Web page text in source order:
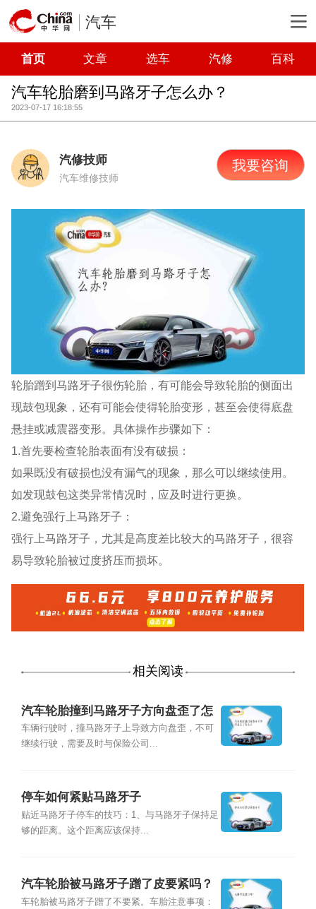
汽车
首页 文章 选车 汽修 百科
汽车轮胎磨到马路牙子怎么办？
2023-07-17 16:18:55
汽修技师
汽车维修技师
我要咨询
轮胎蹭到马路牙子很伤轮胎，有可能会导致轮胎的侧面出
现鼓包现象，还有可能会使得轮胎变形，甚至会使得底盘
悬挂或减震器变形。具体操作步骤如下：
1.首先要检查轮胎表面有没有破损：
如果既没有破损也没有漏气的现象，那么可以继续使用。
如发现鼓包这类异常情况时，应及时进行更换。
2.避免强行上马路牙子：
强行上马路牙子，尤其是高度差比较大的马路牙子，很容
易导致轮胎被过度挤压而损坏。
相关阅读
汽车轮胎撞到马路牙子方向盘歪了怎
么办
车辆行驶时，撞马路牙子上导致方向盘歪，不可
继续行驶，需要及时与保险公司...
停车如何紧贴马路牙子
贴近马路牙子停车的技巧：1、与马路牙子保持足
够的距离。这个距离应该保持...
汽车轮胎被马路牙子蹭了皮要紧吗？
车轮胎被马路牙子蹭了不要紧。车胎注意事项：